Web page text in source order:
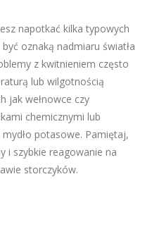
napotkać kilka typowych
oznaką nadmiaru światła
z kwitnieniem często
lub wilgotnością
jak wełnowce czy
chemicznymi lub
potasowe. Pamiętaj,
i szybkie reagowanie na
storczyków.